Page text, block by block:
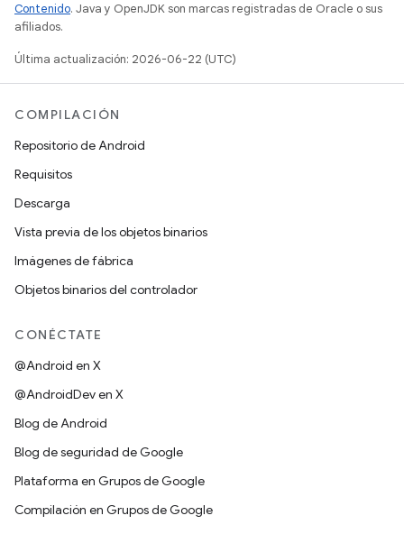
Contenido. Java y OpenJDK son marcas registradas de Oracle o sus
afiliados.
Última actualización: 2026-06-22 (UTC)
COMPILACIÓN
Repositorio de Android
Requisitos
Descarga
Vista previa de los objetos binarios
Imágenes de fábrica
Objetos binarios del controlador
CONÉCTATE
@Android en X
@AndroidDev en X
Blog de Android
Blog de seguridad de Google
Plataforma en Grupos de Google
Compilación en Grupos de Google